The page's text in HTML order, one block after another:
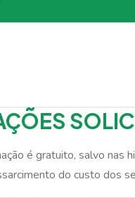
é gratuito, salvo
do custo dos